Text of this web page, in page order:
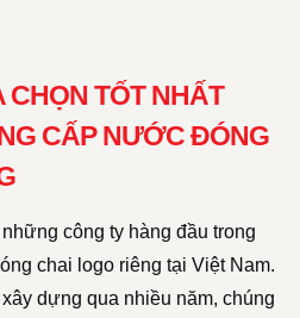
TỐT NHẤT
CẤP NƯỚC ĐÓNG
công ty hàng đầu trong
chai logo riêng tại Việt Nam.
dựng qua nhiều năm, chúng